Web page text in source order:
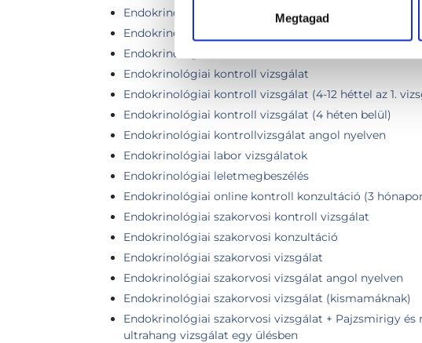
Megtagad
Endokrinológiai kiemelt szakorvosi vizsgálat
Endokrinológiai komplex távkonzultáció kontroll
Endokrinológiai Kontroll- nők számára
Endokrinológiai kontroll vizsgálat
Endokrinológiai kontroll vizsgálat (4-12 héttel az 1.
Endokrinológiai kontroll vizsgálat (4 héten belül)
Endokrinológiai kontrollvizsgálat angol nyelven
Endokrinológiai labor vizsgálatok
Endokrinológiai leletmegbeszélés
Endokrinológiai online kontroll konzultáció (3
Endokrinológiai szakorvosi kontroll vizsgálat
Endokrinológiai szakorvosi konzultáció
Endokrinológiai szakorvosi vizsgálat
Endokrinológiai szakorvosi vizsgálat angol nyelven
Endokrinológiai szakorvosi vizsgálat (kismamáknak)
Endokrinológiai szakorvosi vizsgálat + Pajzsmirigy és
ultrahang vizsgálat egy ülésben